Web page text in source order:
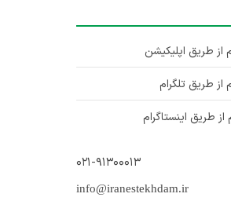
طریق اپلیکیشن
طریق تلگرام
طریق اینستاگرام
۰۲۱-۹۱۳۰۰۰۱۳
info@iranestekhdam.ir